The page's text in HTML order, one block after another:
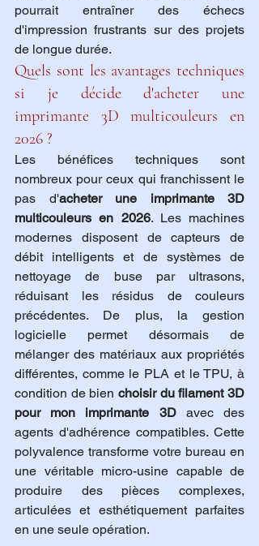
pourrait entraîner des échecs
d'impression frustrants sur des projets
de longue durée.
Quels sont les avantages techniques
si je décide d'acheter une
imprimante 3D multicouleurs en
2026 ?
Les bénéfices techniques sont
nombreux pour ceux qui franchissent le
pas d'acheter une imprimante 3D
multicouleurs en 2026. Les machines
modernes disposent de capteurs de
débit intelligents et de systèmes de
nettoyage de buse par ultrasons,
réduisant les résidus de couleurs
précédentes. De plus, la gestion
logicielle permet désormais de
mélanger des matériaux aux propriétés
différentes, comme le PLA et le TPU, à
condition de bien choisir du filament 3D
pour mon imprimante 3D avec des
agents d'adhérence compatibles. Cette
polyvalence transforme votre bureau en
une véritable micro-usine capable de
produire des pièces complexes,
articulées et esthétiquement parfaites
en une seule opération.